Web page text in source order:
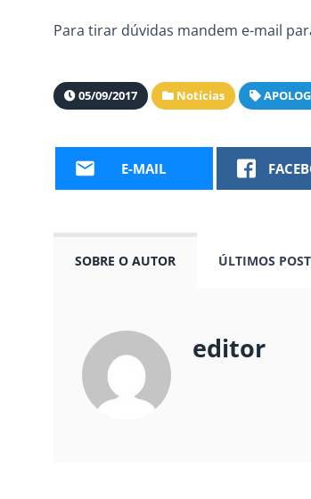
Para tirar dúvidas mandem e-mail
05/09/2017 Notícias
E-MAIL
SOBRE O AUTOR ÚLTIMOS
editor